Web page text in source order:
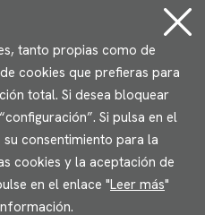
9.00 - 15.00
9:00 - 14:00
Uso de cookies
tanto propias como de
cookies que prefieras para
total. Si desea bloquear
Si pulsa en el
consentimiento para la
cookies y la aceptación de
en el enlace "Leer más"